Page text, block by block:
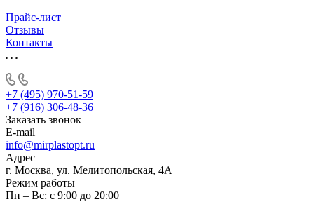
Прайс-лист
Отзывы
Контакты
+7 (495) 970-51-59
+7 (916) 306-48-36
Заказать звонок
E-mail
info@mirplastopt.ru
Адрес
г. Москва, ул. Мелитопольская, 4А
Режим работы
Пн – Вс: с 9:00 до 20:00